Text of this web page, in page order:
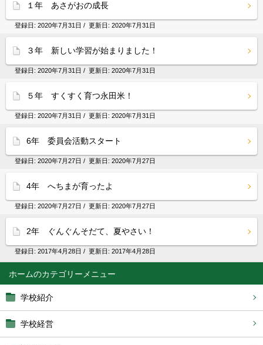
ホーム
学校紹介
学校経営
１年 あさがおの成長
登録日: 2020年7月31日 / 更新日: 2020年7月31日
３年 新しい学習が始まりました！
登録日: 2020年7月31日 / 更新日: 2020年7月31日
５年 すくすく育つ永田米！
登録日: 2020年7月31日 / 更新日: 2020年7月31日
6年 委員会活動スタート
登録日: 2020年7月27日 / 更新日: 2020年7月27日
4年 へちまが育ったよ
登録日: 2020年7月27日 / 更新日: 2020年7月27日
2年 ぐんぐんそだて、夏やさい！
登録日: 2017年4月28日 / 更新日: 2017年4月28日